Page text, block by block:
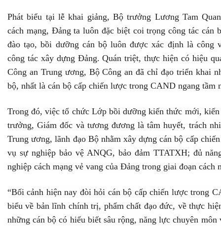
Phát biểu tại lễ khai giảng, Bộ trưởng Lương Tam
cách mạng, Đảng ta luôn đặc biệt coi trọng công tác cán
đào tạo, bồi dưỡng cán bộ luôn được xác định là công
công tác xây dựng Đảng. Quán triệt, thực hiện có hiệu
Công an Trung ương, Bộ Công an đã chỉ đạo triển khai
bộ, nhất là cán bộ cấp chiến lược trong CAND ngang tầm
Trong đó, việc tổ chức Lớp bồi dưỡng kiến thức mới, kiến
trưởng, Giám đốc và tương đương là tâm huyết, trách
Trung ương, lãnh đạo Bộ nhằm xây dựng cán bộ cấp
vụ sự nghiệp bảo vệ ANQG, bảo đảm TTATXH; đủ
nghiệp cách mạng vẻ vang của Đảng trong giai đoạn cách
“Bối cảnh hiện nay đòi hỏi cán bộ cấp chiến lược trong
biểu về bản lĩnh chính trị, phẩm chất đạo đức, về thực
những cán bộ có hiểu biết sâu rộng, năng lực chuyên